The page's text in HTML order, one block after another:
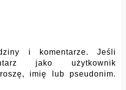
i komentarze. Jeśli
jako użytkownik
imię lub pseudonim.